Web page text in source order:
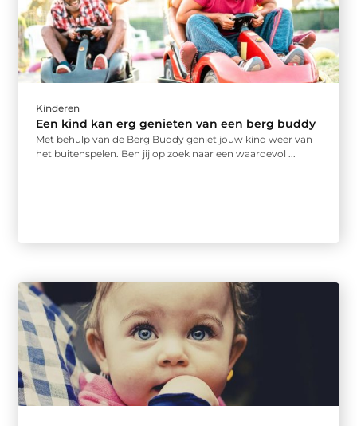
Kinderen
Een kind kan erg genieten van een berg buddy
Met behulp van de Berg Buddy geniet jouw kind weer van
het buitenspelen. Ben jij op zoek naar een waardevol ...